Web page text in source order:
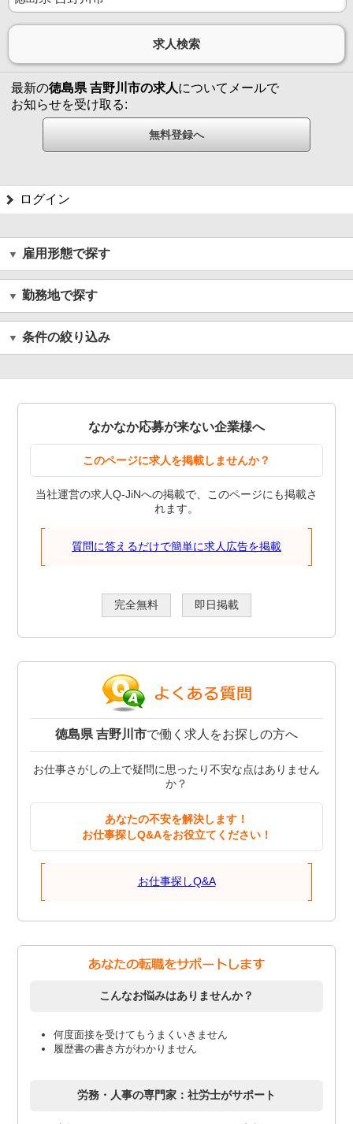
最新の徳島県 吉野川市の求人についてメールで
お知らせを受け取る:
ログイン
雇用形態で探す
勤務地で探す
条件の絞り込み
なかなか応募が来ない企業様へ
このページに求人を掲載しませんか？
当社運営の求人Q-JiNへの掲載で、このページにも掲載さ
れます。
質問に答えるだけで簡単に求人広告を掲載
完全無料 即日掲載
徳島県 吉野川市で働く求人をお探しの方へ
お仕事さがしの上で疑問に思ったり不安な点はありません
か？
あなたの不安を解決します！
お仕事探しQ&Aをお役立てください！
お仕事探しQ&A
こんなお悩みはありませんか？
何度面接を受けてもうまくいきません
履歴書の書き方がわかりません
労務・人事の専門家：社労士がサポート